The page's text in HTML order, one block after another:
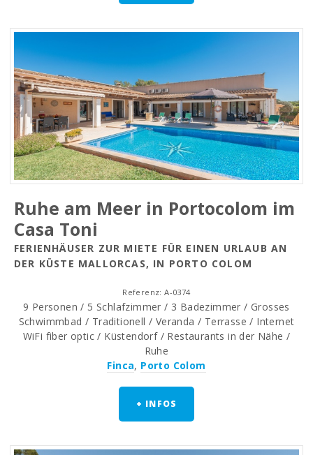
Ruhe am Meer in Portocolom im
Casa Toni
FERIENHÄUSER ZUR MIETE FÜR EINEN URLAUB AN
DER KÜSTE MALLORCAS, IN PORTO COLOM
Referenz: A-0374
9 Personen / 5 Schlafzimmer / 3 Badezimmer / Grosses
Schwimmbad / Traditionell / Veranda / Terrasse / Internet
WiFi fiber optic / Küstendorf / Restaurants in der Nähe /
Ruhe
Finca, Porto Colom
+ INFOS